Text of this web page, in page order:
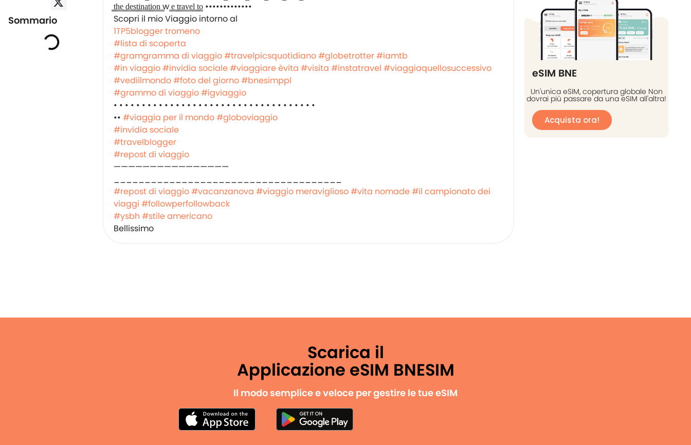
Sommario
̳t̳h̳e̳ ̳d̳e̳s̳t̳i̳n̳a̳t̳i̳o̳n̳ ̳w ̳e̳ ̳t̳r̳a̳v̳e̳l̳ ̳t̳o̳️ •••••••••••••
‍️Scopri il mio Viaggio intorno al
1TP5blogger tromeno
#lista di scoperta
#gramgramma di viaggio#travelpicsquotidiano#globetrotter#iamtb
#in viaggio#invidia sociale#viaggiare èvita #visita #instatravel #viaggiaquellosuccessivo
#vediilmondo#foto del giorno#bnesimppl
#grammo di viaggio#igviaggio
• • • • • • • • • • • • • • • • • • • • • • • • • • • • • • • • • • • •
•• #viaggia per il mondo#globoviaggio
#invidia sociale
#travelblogger
#repost di viaggio
————————————————
_____________________________________
#repost di viaggio#vacanzanova #viaggio meraviglioso#vita nomade#il campionato dei
viaggi #followperfollowback
#ysbh #stile americano
Bellissimo
eSIM BNE
Un'unica eSIM, copertura globale Non
dovrai più passare da una eSIM all'altra!
Acquista ora!
Scarica il
Applicazione eSIM BNESIM
Il modo semplice e veloce per gestire le tue eSIM